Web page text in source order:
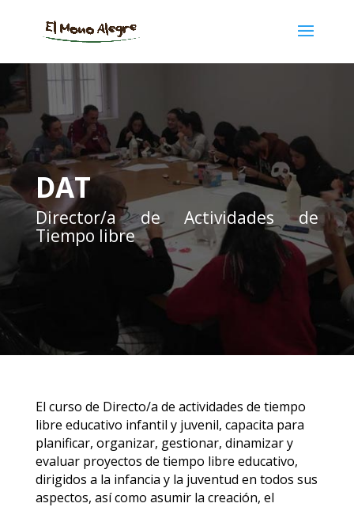
DAT
Director/a de Actividades de
Tiempo libre
El curso de Directo/a de actividades de tiempo
libre educativo infantil y juvenil, capacita para
planificar, organizar, gestionar, dinamizar y
evaluar proyectos de tiempo libre educativo,
dirigidos a la infancia y la juventud en todos sus
aspectos, así como asumir la creación, el